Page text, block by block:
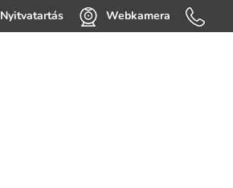
Nyitvatartás Webkamera